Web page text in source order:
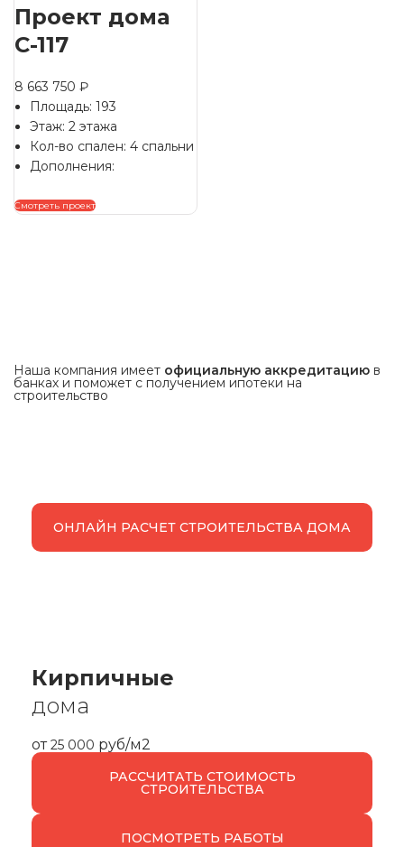
Проект дома
C-117
8 663 750 ₽
Площадь: 193
Этаж: 2 этажа
Кол-во спален: 4 спальни
Дополнения:
Смотреть проект
Наша компания имеет официальную аккредитацию в
банках и поможет с получением ипотеки на
строительство
ОНЛАЙН РАСЧЕТ СТРОИТЕЛЬСТВА ДОМА
Кирпичные
дома
от25 000 руб/м2
РАССЧИТАТЬ СТОИМОСТЬ
СТРОИТЕЛЬСТВА
ПОСМОТРЕТЬ РАБОТЫ